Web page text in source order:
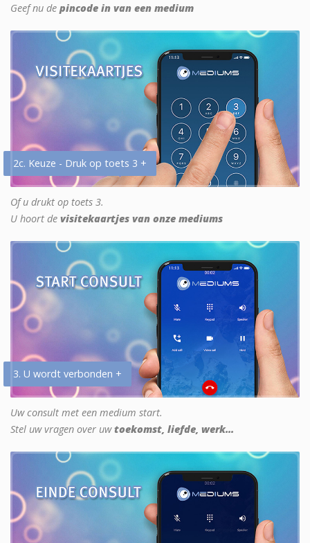
Geef nu de pincode in van een medium
2c. Keuze - Druk op toets 3 +
Of u drukt op toets 3.
U hoort de visitekaartjes van onze mediums
3. U wordt verbonden +
Uw consult met een medium start.
Stel uw vragen over uwtoekomst, liefde, werk...